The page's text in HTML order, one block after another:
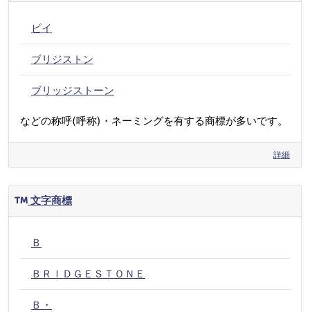
ビイ
ブリジストン
ブリッジストーン
などの称呼(呼称)・ネーミングを有する商標が多いです。
詳細
文字商標
Ｂ
ＢＲＩＤＧＥＳＴＯＮＥ
Ｂ・